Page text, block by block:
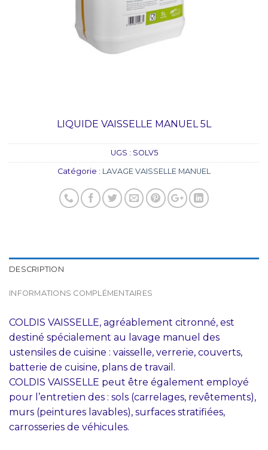
LIQUIDE VAISSELLE MANUEL 5L
UGS : SOLV5
Catégorie : LAVAGE VAISSELLE MANUEL
DESCRIPTION
INFORMATIONS COMPLÉMENTAIRES
COLDIS VAISSELLE, agréablement citronné, est
destiné spécialement au lavage manuel des
ustensiles de cuisine : vaisselle, verrerie, couverts,
batterie de cuisine, plans de travail.
COLDIS VAISSELLE peut être également employé
pour l’entretien des : sols (carrelages, revêtements),
murs (peintures lavables), surfaces stratifiées,
carrosseries de véhicules.